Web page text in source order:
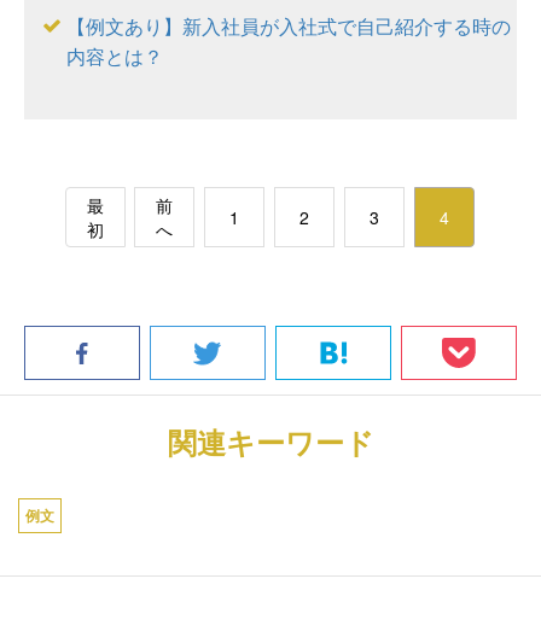
【例文あり】新入社員が入社式で自己紹介する時の
内容とは？
最
初
前
へ
1 2 3 4
関連キーワード
例文